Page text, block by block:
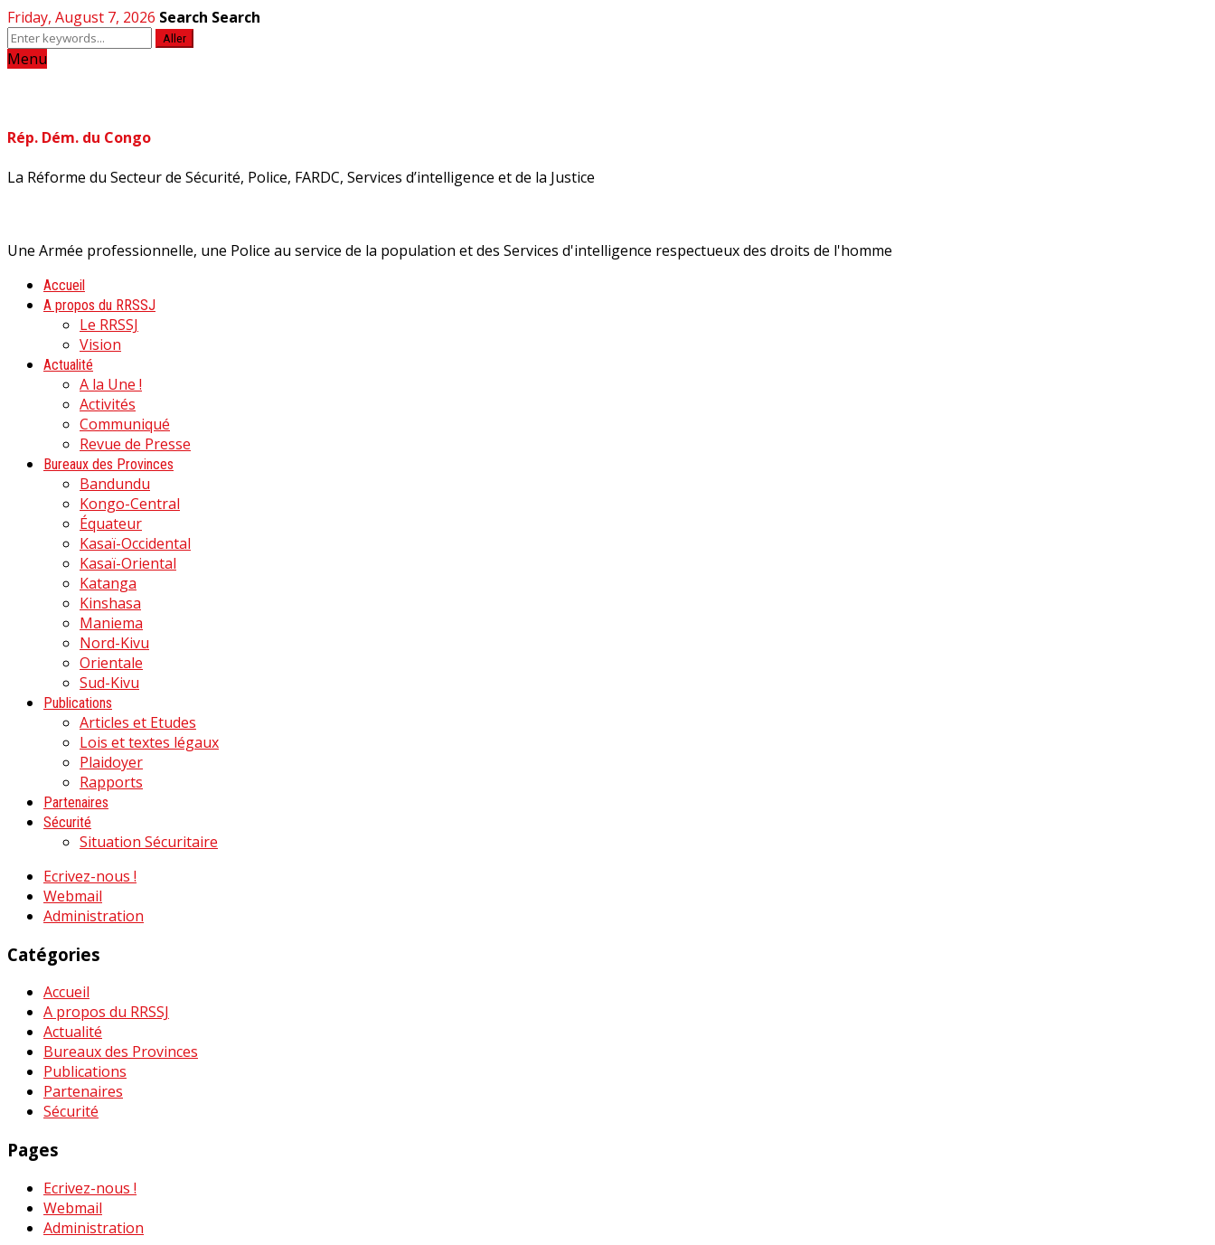
Friday, August 7, 2026 Search Search
Aller
Menu
Rép. Dém. du Congo
La Réforme du Secteur de Sécurité, Police, FARDC, Services d’intelligence et de la Justice
Une Armée professionnelle, une Police au service de la population et des Services d'intelligence respectueux des droits de l'homme
Accueil
A propos du RRSSJ
Le RRSSJ
Vision
Actualité
A la Une !
Activités
Communiqué
Revue de Presse
Bureaux des Provinces
Bandundu
Kongo-Central
Équateur
Kasaï-Occidental
Kasaï-Oriental
Katanga
Kinshasa
Maniema
Nord-Kivu
Orientale
Sud-Kivu
Publications
Articles et Etudes
Lois et textes légaux
Plaidoyer
Rapports
Partenaires
Sécurité
Situation Sécuritaire
Ecrivez-nous !
Webmail
Administration
Catégories
Accueil
A propos du RRSSJ
Actualité
Bureaux des Provinces
Publications
Partenaires
Sécurité
Pages
Ecrivez-nous !
Webmail
Administration